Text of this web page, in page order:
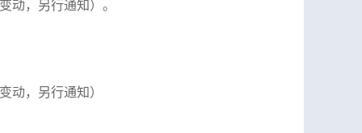
动，另行通知） 。
动，另行通知）